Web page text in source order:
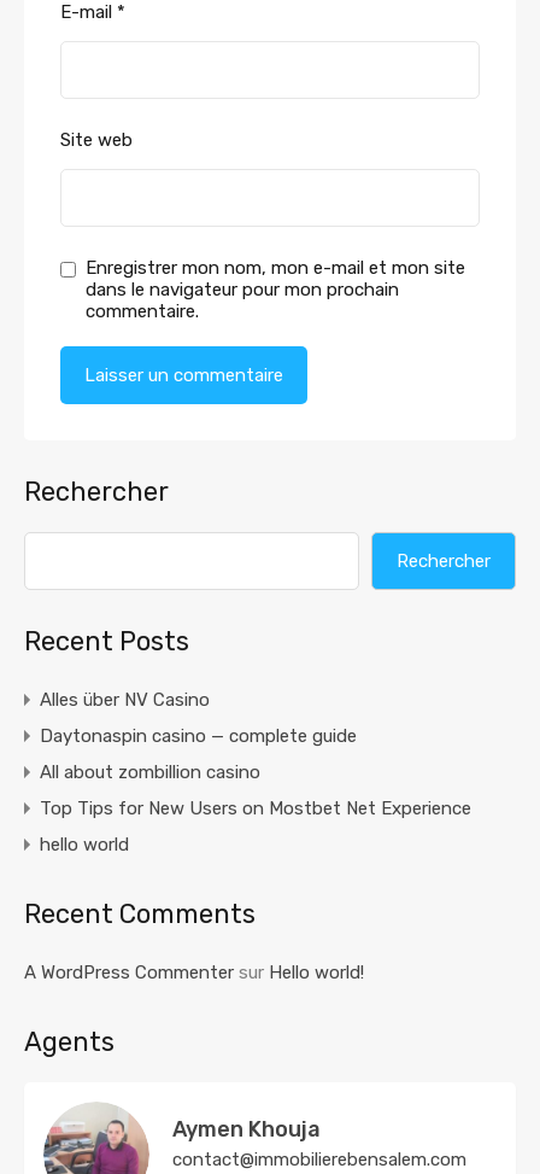
E-mail *
Site web
Enregistrer mon nom, mon e-mail et mon site
dans le navigateur pour mon prochain
commentaire.
Rechercher
Rechercher
Recent Posts
Alles über NV Casino
Daytonaspin casino — complete guide
All about zombillion casino
Top Tips for New Users on Mostbet Net Experience
hello world
Recent Comments
A WordPress Commenter sur Hello world!
Agents
Aymen Khouja
contact@immobilierebensalem.com